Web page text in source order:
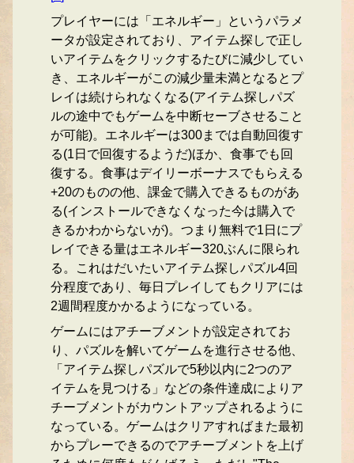
プレイヤーには「エネルギー」というパラメ
ータが設定されており、アイテム探しで正し
いアイテムをクリックするたびに減少してい
き、エネルギーがこの減少量未満となるとプ
レイは続けられなくなる(アイテム探しパズ
ルの途中でもゲームを中断セーブさせること
が可能)。エネルギーは300までは自動回復す
る(1日で回復するようだ)ほか、食事でも回
復する。食事はデイリーボーナスでもらえる
+20のものの他、課金で購入できるものがあ
る(インストールできなくなった今は購入で
きるかわからないが)。つまり無料で1日にプ
レイできる量はエネルギー320ぶんに限られ
る。これはだいたいアイテム探しパズル4回
分程度であり、毎日プレイしてもクリアには
2週間程度かかるようになっている。
ゲームにはアチーブメントが設定されてお
り、パズルを解いてゲームを進行させる他、
「アイテム探しパズルで5秒以内に2つのア
イテムを見つける」などの条件達成によりア
チーブメントがカウントアップされるように
なっている。ゲームはクリアすればまた最初
からプレーできるのでアチーブメントを上げ